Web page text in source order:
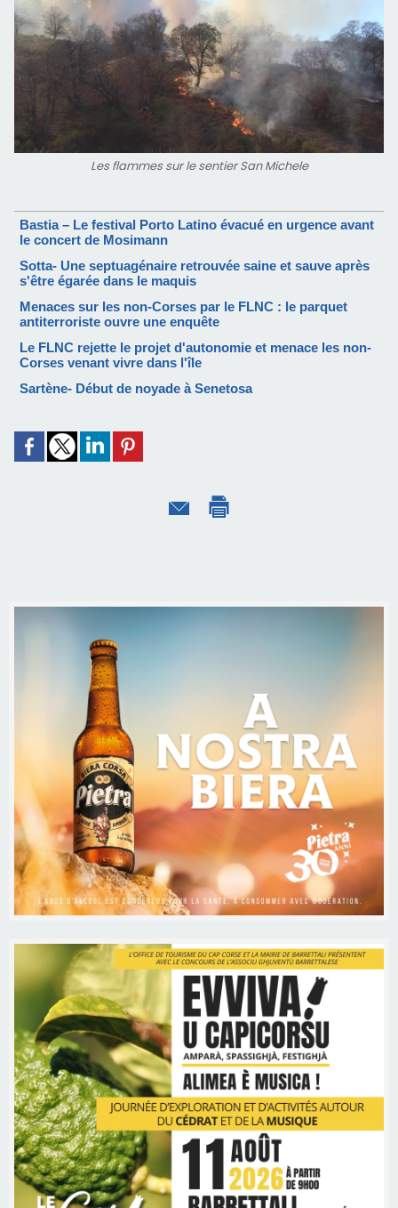
Les flammes sur le sentier San Michele
Bastia – Le festival Porto Latino évacué en urgence avant
le concert de Mosimann
Sotta- Une septuagénaire retrouvée saine et sauve après
s'être égarée dans le maquis
Menaces sur les non-Corses par le FLNC : le parquet
antiterroriste ouvre une enquête
Le FLNC rejette le projet d'autonomie et menace les non-
Corses venant vivre dans l'île
Sartène- Début de noyade à Senetosa